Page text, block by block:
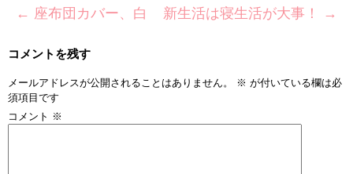
← 座布団カバー、白 新生活は寝生活が大事！ →
コメントを残す
メールアドレスが公開されることはありません。 ※ が付いている欄は必
須項目です
コメント ※